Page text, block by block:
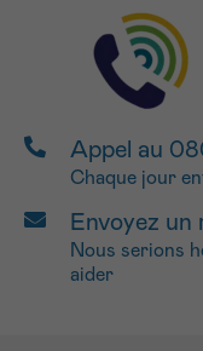
Appel au
Chaque jour
Envoyez un
Nous serions
aider